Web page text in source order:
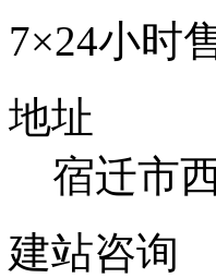
7×24小时
地址
宿迁市
建站咨询